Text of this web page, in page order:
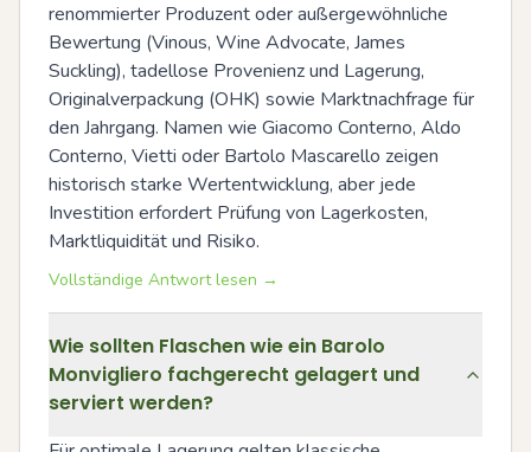
renommierter Produzent oder außergewöhnliche
Bewertung (Vinous, Wine Advocate, James
Suckling), tadellose Provenienz und Lagerung,
Originalverpackung (OHK) sowie Marktnachfrage für
den Jahrgang. Namen wie Giacomo Conterno, Aldo
Conterno, Vietti oder Bartolo Mascarello zeigen
historisch starke Wertentwicklung, aber jede
Investition erfordert Prüfung von Lagerkosten,
Marktliquidität und Risiko.
Vollständige Antwort lesen →
Wie sollten Flaschen wie ein Barolo
Monvigliero fachgerecht gelagert und
serviert werden?